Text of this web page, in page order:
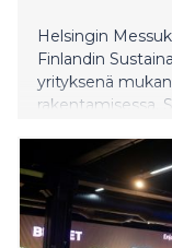
Helsingin
Finlandin
yrityksenä
rakentamisessa.
matkailun
valintoja, ja
kilpailutekijäksi.